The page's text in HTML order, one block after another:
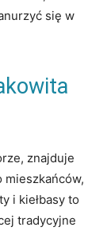
się w
znajduje
mieszkańców,
i kiełbasy to
tradycyjne